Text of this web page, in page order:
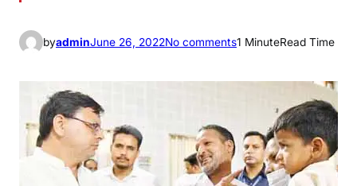
byadminJune 26, 2022No commentso
सी
ष्क
र
1 MinuteRead Time